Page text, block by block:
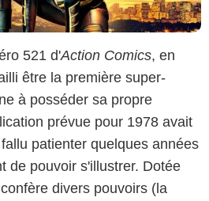
521 d'Action Comics, en
être la première super-
à posséder sa propre
prévue pour 1978 avait
patienter quelques années
de pouvoir s'illustrer. Dotée
divers pouvoirs (la